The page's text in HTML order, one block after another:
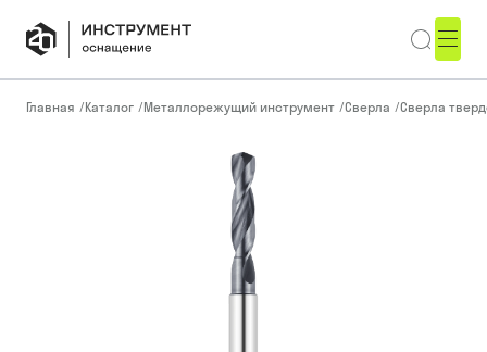
Главная /Каталог /Металлорежущий инструмент /Сверла /Сверла